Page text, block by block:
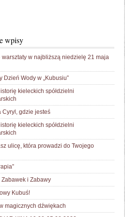
wpisy
warsztaty w najbliższą niedzielę 21 maja
Dzień Wody w „Kubusiu”
kieleckich spółdzielni
Cyryl, gdzie jesteś
kieleckich spółdzielni
ulicę, która prowadzi do Twojego
Zabawek i Zabawy
Kubuś!
magicznych dźwiękach